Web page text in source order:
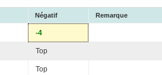
Négatif Remarque
-4
Top
Top